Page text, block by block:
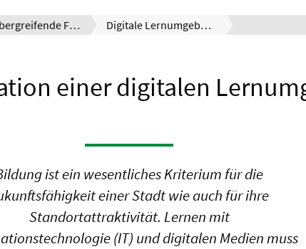
Fachübergreifende Forschung Digitale Lernumgebung
einer digitalen
ist ein wesentliches Kriterium für die
einer Stadt wie auch für ihre
Standortattraktivität. Lernen mit
(IT) und digitalen Medien muss